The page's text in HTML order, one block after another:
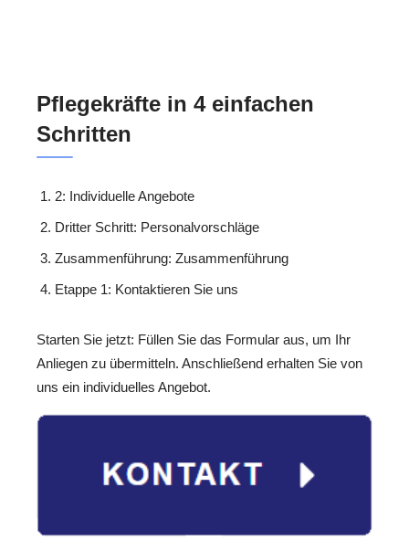
Pflegekräfte in 4 einfachen
Schritten
2: Individuelle Angebote
Dritter Schritt: Personalvorschläge
Zusammenführung: Zusammenführung
Etappe 1: Kontaktieren Sie uns
Starten Sie jetzt: Füllen Sie das Formular aus, um Ihr
Anliegen zu übermitteln. Anschließend erhalten Sie von
uns ein individuelles Angebot.